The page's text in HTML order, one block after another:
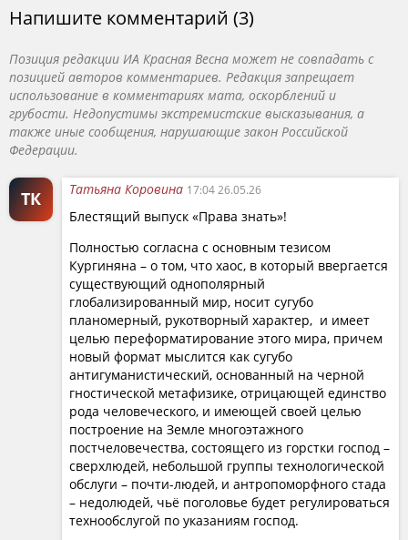
Вакаровым обсуждают фундаментальные процессы,
разворачивающиеся на глазах всего мира.
Куликов начинает с констатации: Соединенные
Штаты развязали две войны — в Европе и на
Ближнем Востоке. Архитектором этих конфликтов
остаются именно США, независимо от тактических
маневров Трампа. Шансы на перемирие крайне
невысоки, и рубеж перехода количества в качество, о
котором говорили марксисты, представляется
пугающе близким.
Кургинян предлагает взглянуть на ситуацию через
две исторические призмы: Рим периода упадка, где
внутренняя проблемность государства ведет к росту
внешней агрессии, и канун Первой мировой войны,
когда никто не ожидал катастрофы, но все
неудержимо двигались к ней.
Центральная тема — глубинная уязвимость империи.
По убеждению Кургиняна, главная проблема
Соединенных Штатов — не в экономике и не в
технологиях, а в человеческом факторе.
Американское общество гедонизировано и
разболтано, и лозунг «Make America Great Again»
разбивается о неготовность среднего американца
Напишите комментарий (3)
Позиция редакции ИА Красная Весна может не совпадать с
позицией авторов комментариев. Редакция запрещает
использование в комментариях мата, оскорблений и
грубости. Недопустимы экстремистские высказывания, а
также иные сообщения, нарушающие закон Российской
Федерации.
ТК
Татьяна Коровина 17:04 26.05.26
Блестящий выпуск «Права знать»!
Полностью согласна с основным тезисом
Кургиняна – о том, что хаос, в который ввергается
существующий однополярный
глобализированный мир, носит сугубо
планомерный, рукотворный характер, и имеет
целью переформатирование этого мира, причем
новый формат мыслится как сугубо
антигуманистический, основанный на черной
гностической метафизике, отрицающей единство
рода человеческого, и имеющей своей целью
построение на Земле многоэтажного
постчеловечества, состоящего из горстки господ –
сверхлюдей, небольшой группы технологической
обслуги – почти-людей, и антропоморфного стада
– недолюдей, чьё поголовье будет регулироваться
технообслугой по указаниям господ.